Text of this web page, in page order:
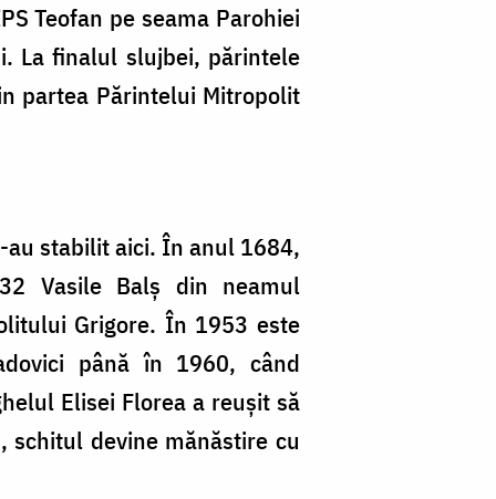
Teofan pe seama Parohiei
La finalul slujbei, părintele
partea Părintelui Mitropolit
au stabilit aici. În anul 1684,
Vasile Balş din neamul
Grigore. În 1953 este
până în 1960, când
Elisei Florea a reușit să
devine mănăstire cu